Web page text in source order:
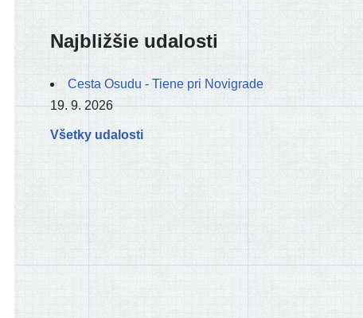
Najbližšie udalosti
Cesta Osudu - Tiene pri Novigrade
19. 9. 2026
Všetky udalosti